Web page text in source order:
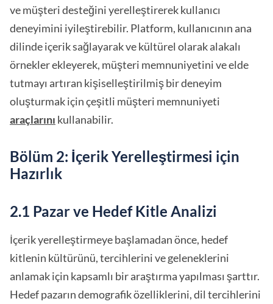
ve müşteri desteğini yerelleştirerek kullanıcı
deneyimini iyileştirebilir. Platform, kullanıcının ana
dilinde içerik sağlayarak ve kültürel olarak alakalı
örnekler ekleyerek, müşteri memnuniyetini ve elde
tutmayı artıran kişiselleştirilmiş bir deneyim
oluşturmak için çeşitli müşteri memnuniyeti
araçlarını kullanabilir.
Bölüm 2: İçerik Yerelleştirmesi için
Hazırlık
2.1 Pazar ve Hedef Kitle Analizi
İçerik yerelleştirmeye başlamadan önce, hedef
kitlenin kültürünü, tercihlerini ve geleneklerini
anlamak için kapsamlı bir araştırma yapılması şarttır.
Hedef pazarın demografik özelliklerini, dil tercihlerini